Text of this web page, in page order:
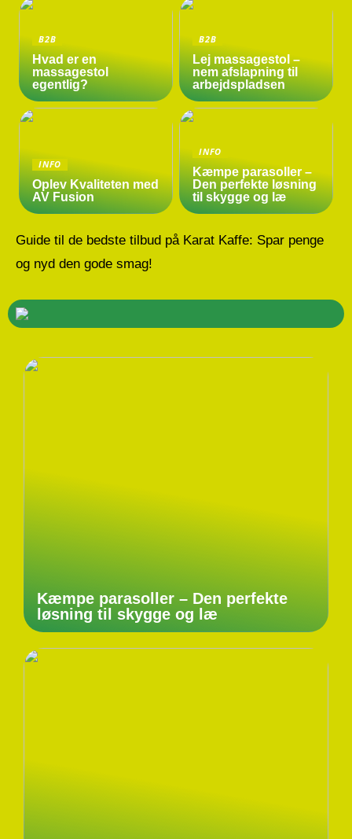
B2B
Hvad er en
massagestol
egentlig?
B2B
Lej massagestol –
nem afslapning til
arbejdspladsen
INFO
Oplev Kvaliteten med
AV Fusion
INFO
Kæmpe parasoller –
Den perfekte løsning
til skygge og læ
Guide til de bedste tilbud på Karat Kaffe: Spar penge
og nyd den gode smag!
Kæmpe parasoller – Den perfekte
løsning til skygge og læ